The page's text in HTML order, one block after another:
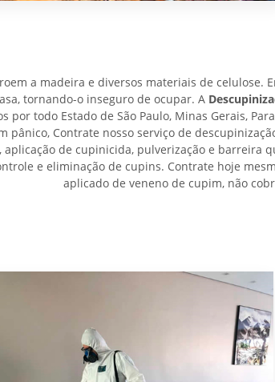
a madeira e diversos materiais de celulose.
tornando-o inseguro de ocupar. A
por todo Estado de São Paulo, Minas Gerais,
pânico, Contrate nosso serviço de
aplicação de cupinicida, pulverização e barreira
e eliminação de cupins. Contrate hoje
aplicado de veneno de cupim, não